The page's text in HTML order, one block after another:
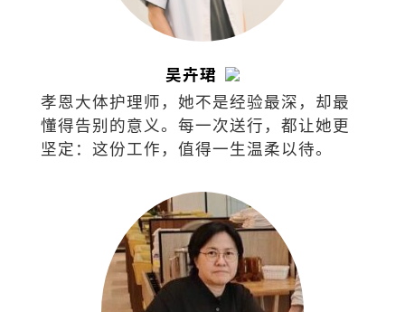
吴卉珺
孝恩大体护理师，她不是经验最深，却最
懂得告别的意义。每一次送行，都让她更
坚定：这份工作，值得一生温柔以待。